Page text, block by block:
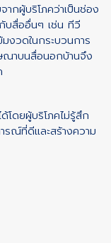
กผู้บริโภคว่าเป็นช่อง
บสื่ออื่นๆ เช่น ทีวี
งวดในกระบวนการ
ณาบนสื่อนอกบ้านจึง
โดยผู้บริโภคไม่รู้สึก
ณ์ที่ดีและสร้างความ